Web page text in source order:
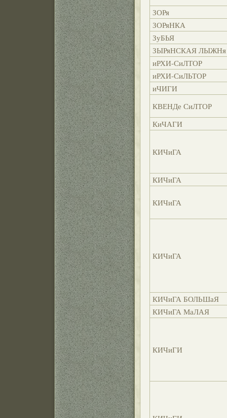
ЗОРя
ЗОРяНКА
ЗуБЬЯ
ЗЫРяНСКАЯ ЛЫЖНя
иРХИ-СиЛТОР
иРХИ-СиЛЬТОР
иЧИГИ
КВЕНДе СиЛТОР
КиЧАГИ
КИЧиГА
КИЧиГА
КИЧиГА
КИЧиГА
КИЧиГА БОЛЬШаЯ
КИЧиГА МаЛАЯ
КИЧиГИ